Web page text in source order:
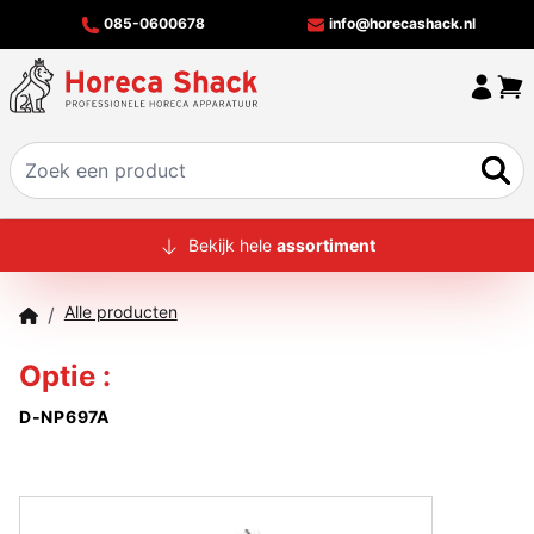
085-0600678 info@horecashack.nl
HOME
Bekijk hele assortiment
/ Alle producten
Optie :
D-NP697A